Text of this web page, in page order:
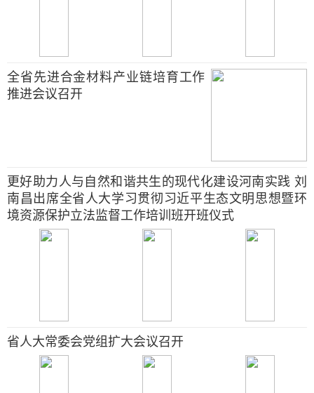
全省先进合金材料产业链培育工作
推进会议召开
更好助力人与自然和谐共生的现代化建设河南实践 刘
南昌出席全省人大学习贯彻习近平生态文明思想暨环
境资源保护立法监督工作培训班开班仪式
省人大常委会党组扩大会议召开